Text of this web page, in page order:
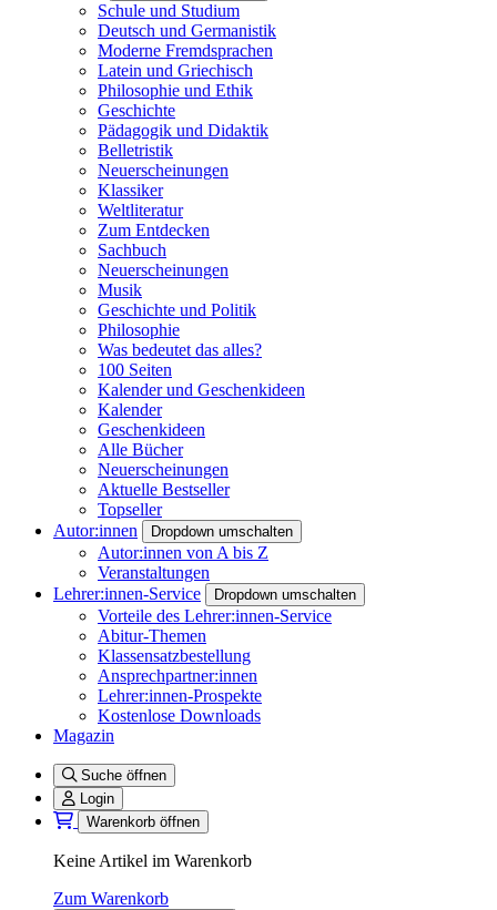
Schule und Studium
Deutsch und Germanistik
Moderne Fremdsprachen
Latein und Griechisch
Philosophie und Ethik
Geschichte
Pädagogik und Didaktik
Belletristik
Neuerscheinungen
Klassiker
Weltliteratur
Zum Entdecken
Sachbuch
Neuerscheinungen
Musik
Geschichte und Politik
Philosophie
Was bedeutet das alles?
100 Seiten
Kalender und Geschenkideen
Kalender
Geschenkideen
Alle Bücher
Neuerscheinungen
Aktuelle Bestseller
Topseller
Autor:innen
Dropdown umschalten
Autor:innen von A bis Z
Veranstaltungen
Lehrer:innen-Service
Dropdown umschalten
Vorteile des Lehrer:innen-Service
Abitur-Themen
Klassensatzbestellung
Ansprechpartner:innen
Lehrer:innen-Prospekte
Kostenlose Downloads
Magazin
Suche öffnen
Login
Warenkorb öffnen
Keine Artikel im Warenkorb
Zum Warenkorb